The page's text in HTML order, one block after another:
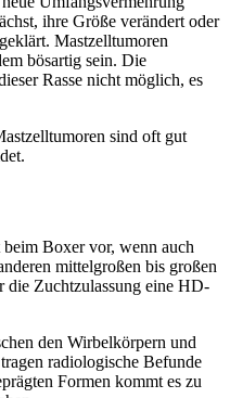
ihre Größe verändert oder
Mastzelltumoren
bösartig sein. Die
Rasse nicht möglich, es
sind oft gut
Boxer vor, wenn auch
mittelgroßen bis großen
die Zuchtzulassung eine HD-
den Wirbelkörpern und
radiologische Befunde
Formen kommt es zu